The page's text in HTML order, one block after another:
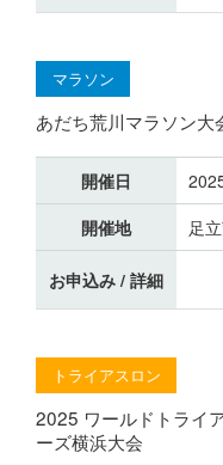
マラソン
あだち荒川マラソン大
開催日
開催地
足
お申込み / 詳細
トライアスロン
2025 ワールドトライ
ーズ横浜大会